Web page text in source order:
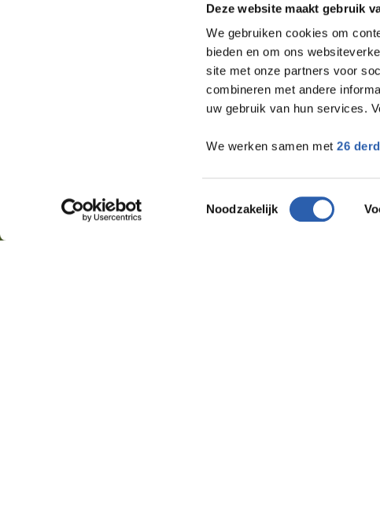
Deze website maakt gebruik
We gebruiken cookies om
bieden en om ons
site met onze partners voor
combineren met andere
uw gebruik van hun services.
We werken samen met26
Toestemmingsselectie
Noodzakelijk